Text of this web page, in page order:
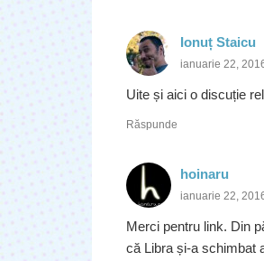
Ionuț Staicu
ianuarie 22,
Uite și aici o discuție
Răspunde
hoinaru
ianuarie 22,
Merci pentru link. Din
că Libra și-a schimbat